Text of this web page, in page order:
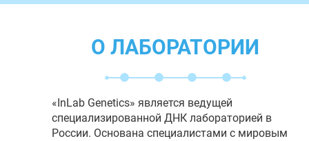
О ЛАБОРАТОРИИ
«InLab Genetics» является ведущей
специализированной ДНК лабораторией в
России. Основана специалистами с мировым